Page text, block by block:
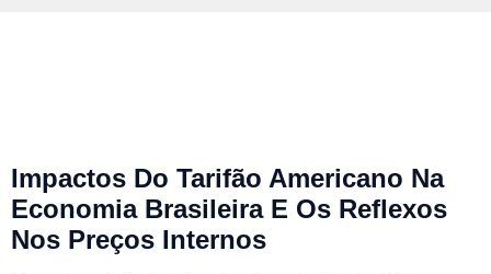
Impactos Do Tarifão Americano Na
Economia Brasileira E Os Reflexos
Nos Preços Internos